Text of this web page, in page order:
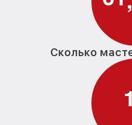
Сколько
1